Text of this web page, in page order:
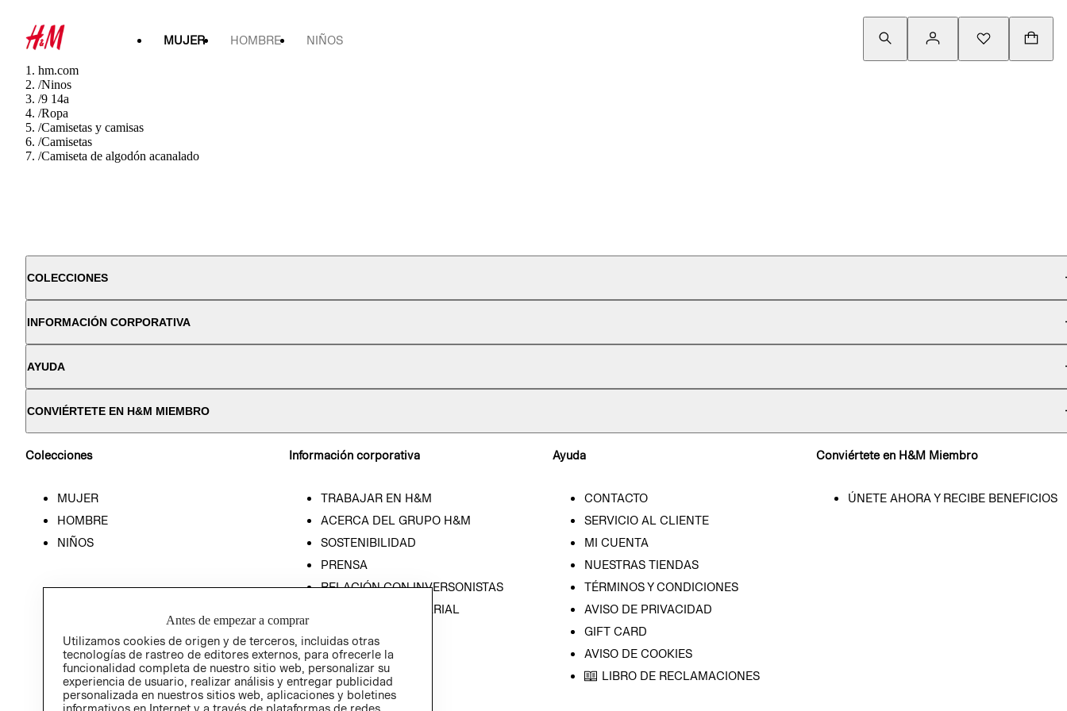
MUJER HOMBRE NIÑOS
hm.com
/Ninos
/9 14a
/Ropa
/Camisetas y camisas
/Camisetas
/Camiseta de algodón acanalado
COLECCIONES
INFORMACIÓN CORPORATIVA
AYUDA
CONVIÉRTETE EN H&M MIEMBRO
Colecciones
MUJER
HOMBRE
NIÑOS
Información corporativa
TRABAJAR EN H&M
ACERCA DEL GRUPO H&M
SOSTENIBILIDAD
PRENSA
RELACIÓN CON INVERSONISTAS
POLÍTICA EMPRESARIAL
Ayuda
CONTACTO
SERVICIO AL CLIENTE
MI CUENTA
NUESTRAS TIENDAS
TÉRMINOS Y CONDICIONES
AVISO DE PRIVACIDAD
GIFT CARD
AVISO DE COOKIES
LIBRO DE RECLAMACIONES
Conviértete en H&M Miembro
ÚNETE AHORA Y RECIBE BENEFICIOS
Antes de empezar a comprar
Utilizamos cookies de origen y de terceros, incluidas otras
tecnologías de rastreo de editores externos, para ofrecerle la
funcionalidad completa de nuestro sitio web, personalizar su
experiencia de usuario, realizar análisis y entregar publicidad
personalizada en nuestros sitios web, aplicaciones y boletines
informativos en Internet y a través de plataformas de redes